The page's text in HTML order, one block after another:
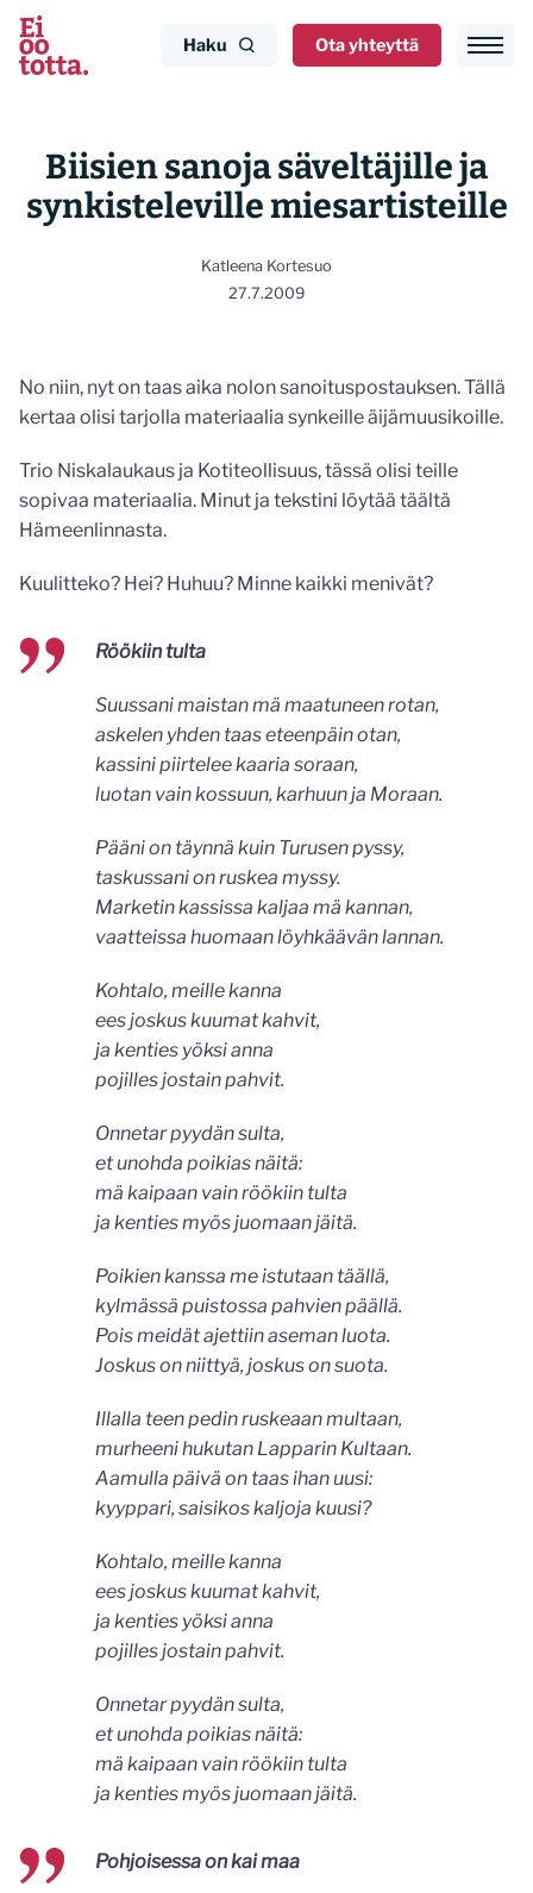
Siirry
sisältöön
Haku Ota yhteyttä
Biisien sanoja säveltäjille ja
synkisteleville miesartisteille
Katleena Kortesuo
27.7.2009
No niin, nyt on taas aika nolon sanoituspostauksen. Tällä
kertaa olisi tarjolla materiaalia synkeille äijämuusikoille.
Trio Niskalaukaus ja Kotiteollisuus, tässä olisi teille
sopivaa materiaalia. Minut ja tekstini löytää täältä
Hämeenlinnasta.
Kuulitteko? Hei? Huhuu? Minne kaikki menivät?
Röökiin tulta
Suussani maistan mä maatuneen rotan,
askelen yhden taas eteenpäin otan,
kassini piirtelee kaaria soraan,
luotan vain kossuun, karhuun ja Moraan.
Pääni on täynnä kuin Turusen pyssy,
taskussani on ruskea myssy.
Marketin kassissa kaljaa mä kannan,
vaatteissa huomaan löyhkäävän lannan.
Kohtalo, meille kanna
ees joskus kuumat kahvit,
ja kenties yöksi anna
pojilles jostain pahvit.
Onnetar pyydän sulta,
et unohda poikias näitä:
mä kaipaan vain röökiin tulta
ja kenties myös juomaan jäitä.
Poikien kanssa me istutaan täällä,
kylmässä puistossa pahvien päällä.
Pois meidät ajettiin aseman luota.
Joskus on niittyä, joskus on suota.
Illalla teen pedin ruskeaan multaan,
murheeni hukutan Lapparin Kultaan.
Aamulla päivä on taas ihan uusi:
kyyppari, saisikos kaljoja kuusi?
Kohtalo, meille kanna
ees joskus kuumat kahvit,
ja kenties yöksi anna
pojilles jostain pahvit.
Onnetar pyydän sulta,
et unohda poikias näitä:
mä kaipaan vain röökiin tulta
ja kenties myös juomaan jäitä.
Pohjoisessa on kai maa